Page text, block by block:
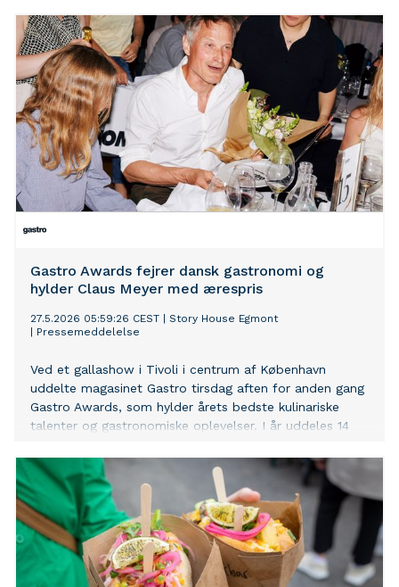
Gastro Awards fejrer dansk gastronomi og
hylder Claus Meyer med ærespris
27.5.2026 05:59:26 CEST
Story House Egmont
Pressemeddelelse
Ved et gallashow i Tivoli i centrum af København
uddelte magasinet Gastro tirsdag aften for anden gang
Gastro Awards, som hylder årets bedste kulinariske
talenter og gastronomiske oplevelser. I år uddeles 14
gastronomisk legende Claus Meyer.